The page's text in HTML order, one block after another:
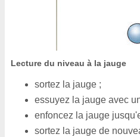
Lecture du niveau à la jauge
sortez la jauge ;
essuyez la jauge avec
enfoncez la jauge
sortez la jauge de